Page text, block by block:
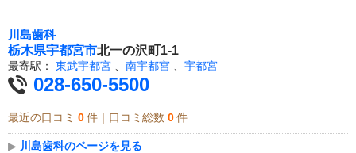
川島歯科
栃木県宇都宮市北一の沢町1-1
最寄駅： 東武宇都宮 、 南宇都宮 、 宇都宮
028-650-5500
最近の口コミ 0 件｜口コミ総数 0 件
▶ 川島歯科のページを見る